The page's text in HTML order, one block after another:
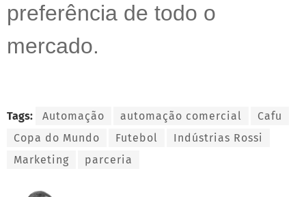
preferência de todo o
mercado.
Tags: Automação automação comercial
Cafu
Copa do Mundo
Futebol
Indústrias Rossi
Marketing
parceria